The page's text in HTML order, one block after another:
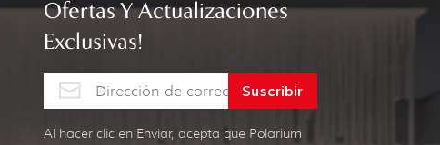
Ofertas Y Actualizaciones
Exclusivas!
Al hacer clic en Enviar, acepta que Polarium